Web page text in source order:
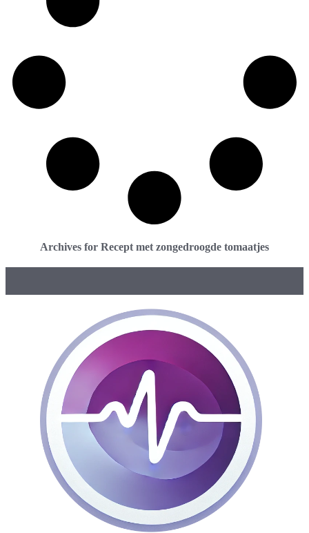
Archives for Recept met zongedroogde tomaatjes